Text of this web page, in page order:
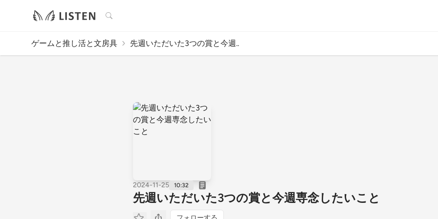
検索
ゲームと推し活と文房具 先週いただいた3つの賞と今週..
2024-11-25 10:32
先週いただいた3つの賞と今週専念したいこと